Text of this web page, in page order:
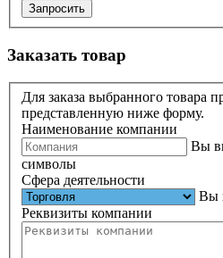
Запросить
Заказать товар
Для заказа выбранного товара
представленную ниже форму.
Наименование компании
Вы
символы
Сфера деятельности
Вы
Реквизиты компании